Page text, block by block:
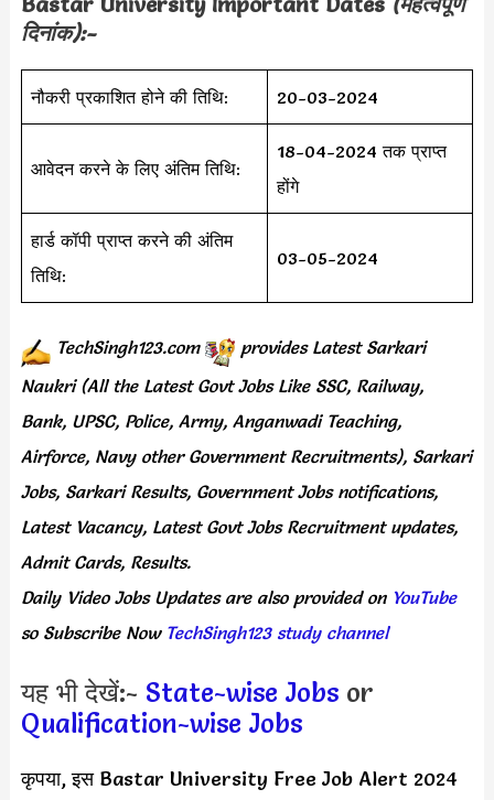
दिनांक):-
नौकरी प्रकाशित होने की तिथि: 20-03-2024
आवेदन करने के लिए अंतिम तिथि:
18-04-2024 तक प्राप्त
होंगे
हार्ड कॉपी प्राप्त करने की अंतिम
तिथि:
03-05-2024
TechSingh123.com provides Latest Sarkari
Naukri (All the Latest Govt Jobs Like SSC, Railway,
Bank, UPSC, Police, Army, Anganwadi Teaching,
Airforce, Navy other Government Recruitments), Sarkari
Jobs, Sarkari Results, Government Jobs notifications,
Latest Vacancy, Latest Govt Jobs Recruitment updates,
Admit Cards, Results.
Daily Video Jobs Updates are also provided onYouTube
so Subscribe Now TechSingh123 study channel
यह भी देखें:- State-wise Jobs or
Qualification-wise Jobs
कृपया, इस Bastar University Free Job Alert 2024